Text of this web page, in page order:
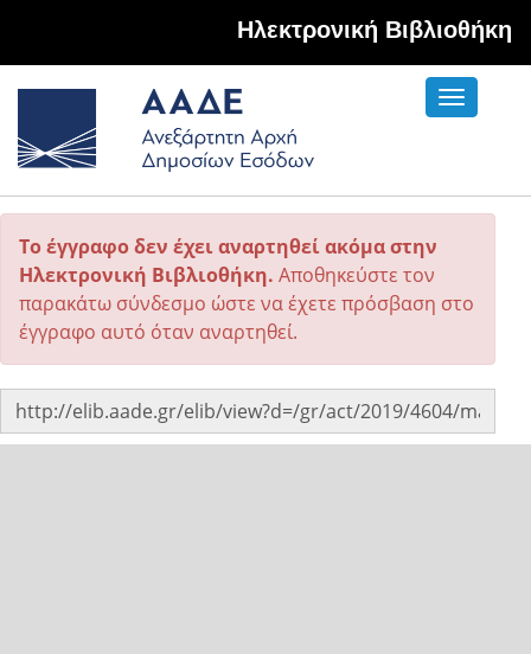
Hλεκτρονική Βιβλιοθήκη
Toggle
Το έγγραφο δεν έχει αναρτηθεί ακόμα στην
Ηλεκτρονική Βιβλιοθήκη. Αποθηκεύστε τον
παρακάτω σύνδεσμο ώστε να έχετε πρόσβαση στο
έγγραφο αυτό όταν αναρτηθεί.